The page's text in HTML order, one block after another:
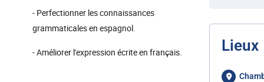
- Perfectionner les connaissances
grammaticales en espagnol.
- Améliorer l'expression écrite en français. Lieux